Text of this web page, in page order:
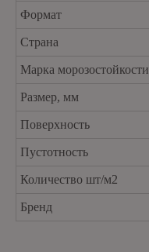
Формат
Страна
Марка морозостойкости
Размер, мм
Поверхность
Пустотность
Количество шт/м2
Бренд